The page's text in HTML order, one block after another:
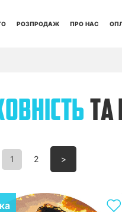
РОЗПРОДАЖ ПРО НАС
ТА
1 2 >